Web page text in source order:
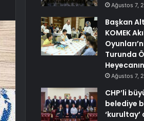
Ağustos 7,
Başkan
KOMEK
Turunda
Ağustos 7,
CHP’li
belediye
‘kurultay’